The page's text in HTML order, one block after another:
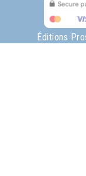
Éditions